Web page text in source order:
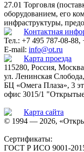
27.01 Торговля
оборудованием, его
инфраструктуры,
Контактная
Тел.: +7 495 787-08-88,
E-mail: info@ot.ru
Карта проезда
115280, Россия,
ул. Ленинская
БЦ «Омега Плаза», 3
офис 3015/1
Карта сайта
© 1994 — 2026,
Сертификаты:
ГОСТ Р ИСО 9001-